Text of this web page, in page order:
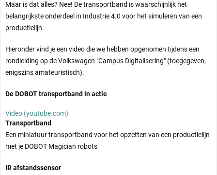
Maar is dat alles? Nee! De transportband is waarschijnlijk het
belangrijkste onderdeel in Industrie 4.0 voor het simuleren van een
productielijn.
Hieronder vind je een video die we hebben opgenomen tijdens een
rondleiding op de Volkswagen "Campus Digitalisering" (toegegeven,
enigszins amateuristisch).
De DOBOT transportband in actie
Video (youtube.com)
Transportband
Een miniatuur transportband voor het opzetten van een productielijn
met je DOBOT Magician robots
IR afstandssensor